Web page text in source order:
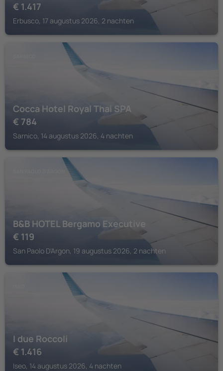
€ 1.417
Erbusco, 17 augustus 2026, 2 nachten
Cocca Hotel Royal Thai SPA
€ 784
Sarnico, 14 augustus 2026, 4 nachten
B&B HOTEL Bergamo Executive
€ 119
San Paolo D'Argon, 19 augustus 2026, 2 nachten
I due Roccoli
€ 1.416
Iseo, 14 augustus 2026, 4 nachten